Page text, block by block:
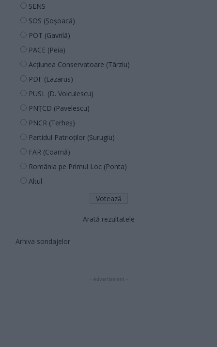
SENS
SOS (Șoșoacă)
POT (Gavrilă)
PACE (Peia)
Acțiunea Conservatoare (Târziu)
PDF (Lazarus)
PUSL (D. Voiculescu)
PNȚCD (Pavelescu)
PNCR (Terheș)
Partidul Patrioților (Surugiu)
FAR (Coarnă)
România pe Primul Loc (Ponta)
Altul
Arată rezultatele
Arhiva sondajelor
- Advertisment -